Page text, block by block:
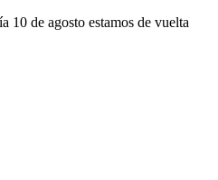
10 de agosto estamos de vuelta